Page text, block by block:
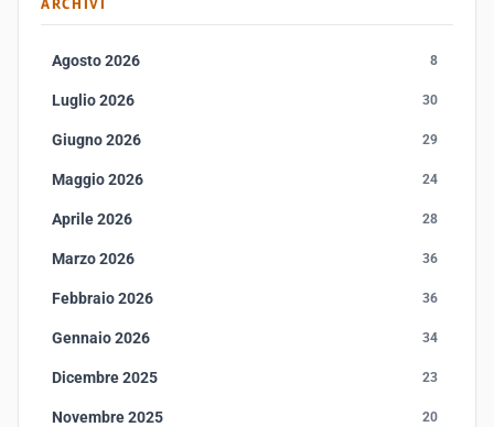
ARCHIVI
Agosto 2026 8
Luglio 2026 30
Giugno 2026 29
Maggio 2026 24
Aprile 2026 28
Marzo 2026 36
Febbraio 2026 36
Gennaio 2026 34
Dicembre 2025 23
Novembre 2025 20